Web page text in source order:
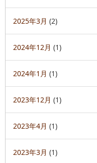
2025年3月 (2)
2024年12月 (1)
2024年1月 (1)
2023年12月 (1)
2023年4月 (1)
2023年3月 (1)